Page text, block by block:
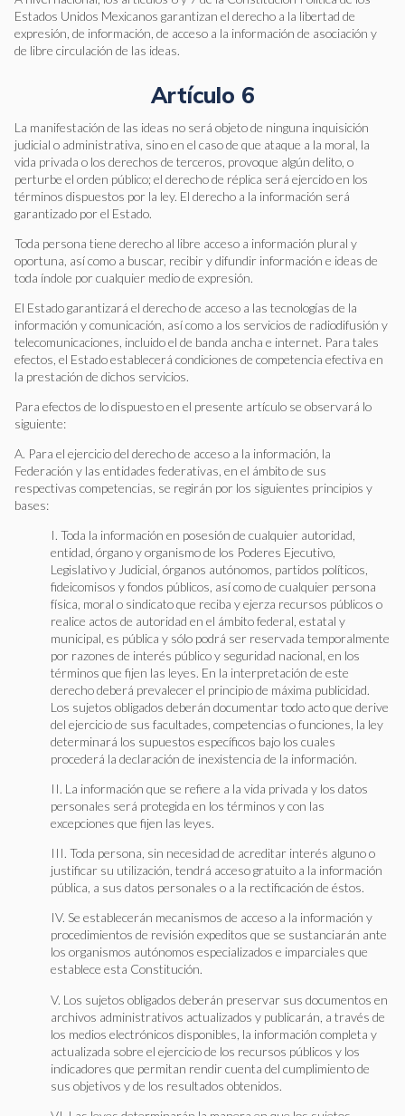
Estados Unidos Mexicanos garantizan el derecho a la libertad de
expresión, de información, de acceso a la información de asociación y
de libre circulación de las ideas.
Artículo 6
La manifestación de las ideas no será objeto de ninguna inquisición
judicial o administrativa, sino en el caso de que ataque a la moral, la
vida privada o los derechos de terceros, provoque algún delito, o
perturbe el orden público; el derecho de réplica será ejercido en los
términos dispuestos por la ley. El derecho a la información será
garantizado por el Estado.
Toda persona tiene derecho al libre acceso a información plural y
oportuna, así como a buscar, recibir y difundir información e ideas de
toda índole por cualquier medio de expresión.
El Estado garantizará el derecho de acceso a las tecnologías de la
información y comunicación, así como a los servicios de radiodifusión y
telecomunicaciones, incluido el de banda ancha e internet. Para tales
efectos, el Estado establecerá condiciones de competencia efectiva en
la prestación de dichos servicios.
Para efectos de lo dispuesto en el presente artículo se observará lo
siguiente:
A. Para el ejercicio del derecho de acceso a la información, la
Federación y las entidades federativas, en el ámbito de sus
respectivas competencias, se regirán por los siguientes principios y
bases:
I. Toda la información en posesión de cualquier autoridad,
entidad, órgano y organismo de los Poderes Ejecutivo,
Legislativo y Judicial, órganos autónomos, partidos políticos,
fideicomisos y fondos públicos, así como de cualquier persona
física, moral o sindicato que reciba y ejerza recursos públicos o
realice actos de autoridad en el ámbito federal, estatal y
municipal, es pública y sólo podrá ser reservada temporalmente
por razones de interés público y seguridad nacional, en los
términos que fijen las leyes. En la interpretación de este
derecho deberá prevalecer el principio de máxima publicidad.
Los sujetos obligados deberán documentar todo acto que derive
del ejercicio de sus facultades, competencias o funciones, la ley
determinará los supuestos específicos bajo los cuales
procederá la declaración de inexistencia de la información.
II. La información que se refiere a la vida privada y los datos
personales será protegida en los términos y con las
excepciones que fijen las leyes.
III. Toda persona, sin necesidad de acreditar interés alguno o
justificar su utilización, tendrá acceso gratuito a la información
pública, a sus datos personales o a la rectificación de éstos.
IV. Se establecerán mecanismos de acceso a la información y
procedimientos de revisión expeditos que se sustanciarán ante
los organismos autónomos especializados e imparciales que
establece esta Constitución.
V. Los sujetos obligados deberán preservar sus documentos en
archivos administrativos actualizados y publicarán, a través de
los medios electrónicos disponibles, la información completa y
actualizada sobre el ejercicio de los recursos públicos y los
indicadores que permitan rendir cuenta del cumplimiento de
sus objetivos y de los resultados obtenidos.
Marco normativo en materia de libertad de expresión
Sistema Interamericano de Derechos Humanos en materia
de libertad de expresión
Sistema Universal de Derechos Humanos en materia de
Marco normativo nacional materia de libertad de
Informes y análisis
Documentos del Sistema Universal de Derechos Humanos
Informes
Publicaciones
Observaciones y recomendaciones
Documentos del Sistema Interamericano de Derechos…
Informes
Publicaciones
Documentos de las Organizaciones de la Sociedad Civil
Jurisprudencia Internacional
Jurisprudencia del Sistema Universal de Derechos
Humanos
Jurisprudencia del Sistema Interamericano de Derechos
Derecho a la libertad de expresión
Definición de Periodista
Decisiones de la Suprema Corte de Justicia de la Nación
Buscadores de jurisprudencias y documentación
Recomendaciones internacionales en materia de libertad de
expresión
Ataques contra periodistas y personas defensoras
Protección a periodistas y personas defensoras
Justicia
Grupos específicos
Medios de comunicación
Espacio democrático y participación
Organismos públicos de derechos humanos
Otras obligaciones estatales
Responsabilidades de otros actores relevantes para el
respeto y garantía del derecho a defender derechos
humanos y la libertad de expresión
Marco Jurídico Nacional
Marco Jurídico Internacional